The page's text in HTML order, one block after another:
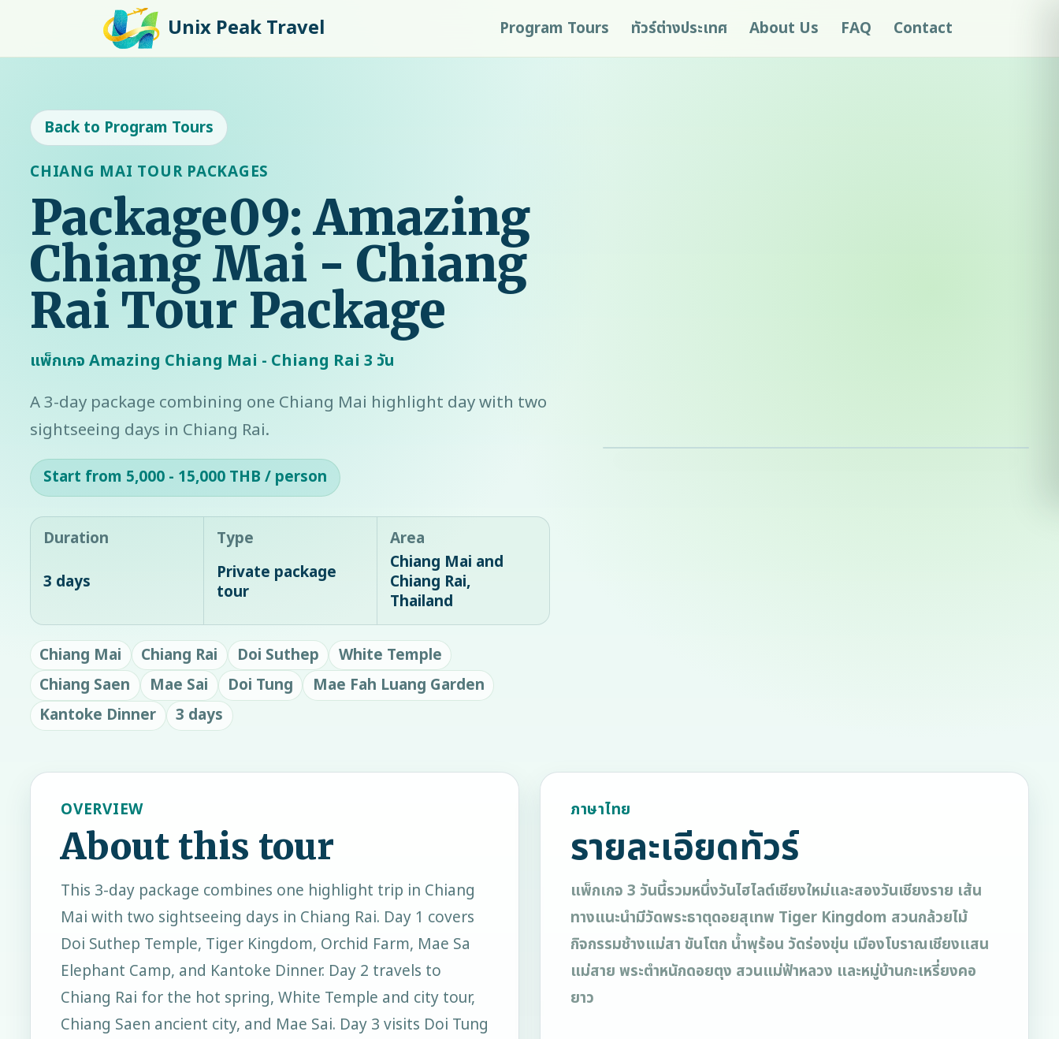
Unix Peak Travel Program Tours ทัวร์ต่างประเทศ About Us FAQ Contact
Back to Program Tours
CHIANG MAI TOUR PACKAGES
Package09: Amazing
Chiang Mai - Chiang
Rai Tour Package
แพ็กเกจ Amazing Chiang Mai - Chiang Rai 3 วัน
A 3-day package combining one Chiang Mai highlight day with two
sightseeing days in Chiang Rai.
Start from 5,000 - 15,000 THB / person
Duration
3 days
Type
Private package
tour
Area
Chiang Mai and
Chiang Rai,
Thailand
Chiang Mai Chiang Rai Doi Suthep
White Temple
Chiang Saen
Mae Sai Doi Tung
Mae Fah Luang Garden
Kantoke Dinner
3 days
OVERVIEW
About this tour
This 3-day package combines one highlight trip in Chiang
Mai with two sightseeing days in Chiang Rai. Day 1 covers
Doi Suthep Temple, Tiger Kingdom, Orchid Farm, Mae Sa
Elephant Camp, and Kantoke Dinner. Day 2 travels to
Chiang Rai for the hot spring, White Temple and city tour,
Chiang Saen ancient city, and Mae Sai. Day 3 visits Doi Tung
ภาษาไทย
รายละเอียดทัวร์
แพ็กเกจ 3 วันนี้รวมหนึ่งวันไฮไลต์เชียงใหม่และสองวันเชียงราย เส้น
ทางแนะนำมีวัดพระธาตุดอยสุเทพ Tiger Kingdom สวนกล้วยไม้
กิจกรรมช้างแม่สา ขันโตก น้ำพุร้อน วัดร่องขุ่น เมืองโบราณเชียงแสน
แม่สาย พระตำหนักดอยตุง สวนแม่ฟ้าหลวง และหมู่บ้านกะเหรี่ยงคอ
ยาว